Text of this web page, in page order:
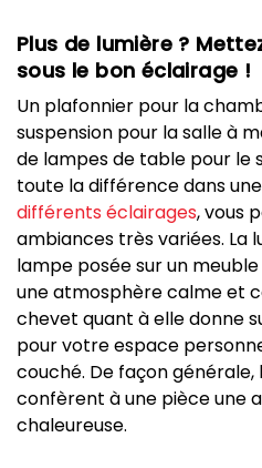
Plus de lumière ?
sous le bon éclairage !
Un plafonnier pour la
suspension pour la salle à
de lampes de table pour le
toute la différence dans
différents éclairages, vous
ambiances très variées. La
lampe posée sur un
une atmosphère calme et
chevet quant à elle donne
pour votre espace
couché. De façon générale,
confèrent à une pièce une
chaleureuse.